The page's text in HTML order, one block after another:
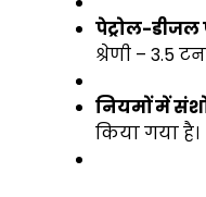
पेट्रोल-डीजल
श्रेणी – 3.5
नियमों में
किया गया है।